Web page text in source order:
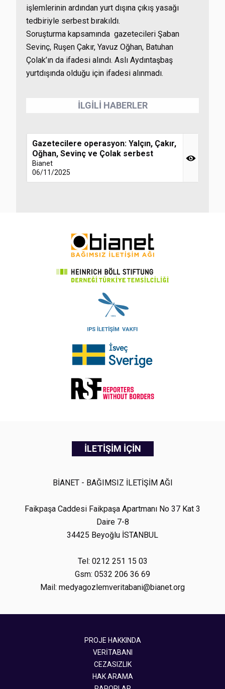
işlemlerinin ardından yurt dışına çıkış yasağı
tedbiriyle serbest bırakıldı.
Soruşturma kapsamında gazetecileri Şaban
Sevinç, Ruşen Çakır, Yavuz Oğhan, Batuhan
Çolak’ın da ifadesi alındı. Aslı Aydıntaşbaş
yurtdışında olduğu için ifadesi alınmadı.
İLGİLİ HABERLER
Gazetecilere operasyon: Yalçın, Çakır,
Oğhan, Sevinç ve Çolak serbest
Bianet
06/11/2025
İLETİŞİM İÇİN
BİANET - BAĞIMSIZ İLETİŞİM AĞI
Faikpaşa Caddesi Faikpaşa Apartmanı No 37 Kat 3
Daire 7-8
34425 Beyoğlu İSTANBUL
Tel: 0212 251 15 03
Gsm: 0532 206 36 69
Mail: medyagozlemveritabani@bianet.org
PROJE HAKKINDA
VERİTABANI
CEZASIZLIK
HAK ARAMA